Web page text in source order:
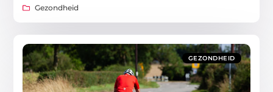
Gezondheid
GEZONDHEID